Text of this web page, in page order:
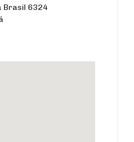
Brasil 6324